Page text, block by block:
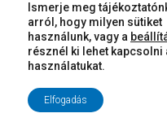
Ismerje meg
arról, hogy milyen sütiket
használunk, vagy a
résznél ki lehet kapcsolni
használatukat.
Elfogadás